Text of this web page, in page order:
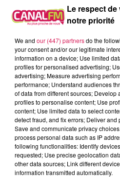
Les hits de Canal FM
7h46
7h46
BILLIE EILISH
Birds Of A Feather
7h42
7h42
SOMBR
My Body Isn't
Le respect
notre priorité
We and our (447) partnersdo the
your consent and/or our legitimate
information on a device; Use limited
profiles for personalised advertising;
advertising; Measure advertising
performance; Understand audiences
of data from different sources; Develop
profiles to personalise content; Use
content; Use limited data to select
detect fraud, and fix errors; Deliver
Save and communicate privacy
process personal data such as IP
following functionalities: Identify
requested; Use precise geolocation
other data sources; Link different
information transmitted automatically.